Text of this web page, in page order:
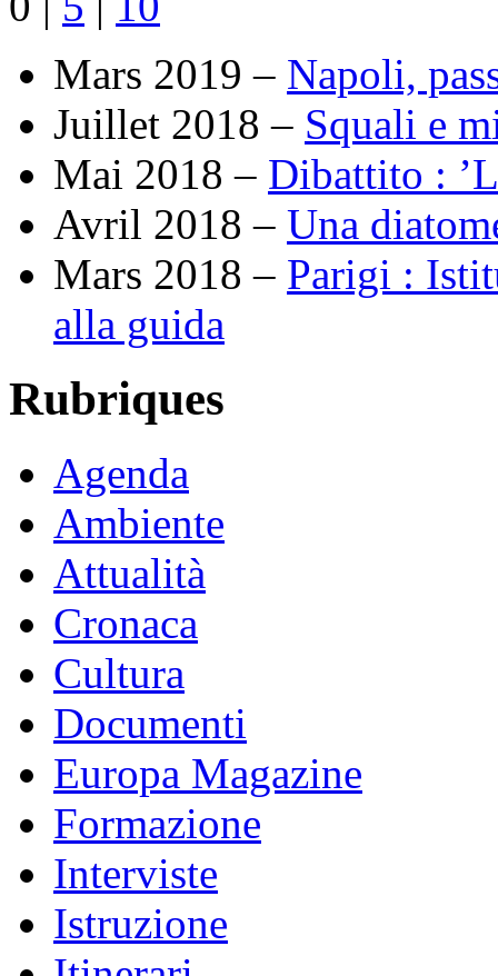
Mars 2019 – Napoli,
Juillet 2018 – Squali e
Mai 2018 – Dibattito :
Avril 2018 – Una
Mars 2018 – Parigi :
alla guida
Rubriques
Agenda
Ambiente
Attualità
Cronaca
Cultura
Documenti
Europa Magazine
Formazione
Interviste
Istruzione